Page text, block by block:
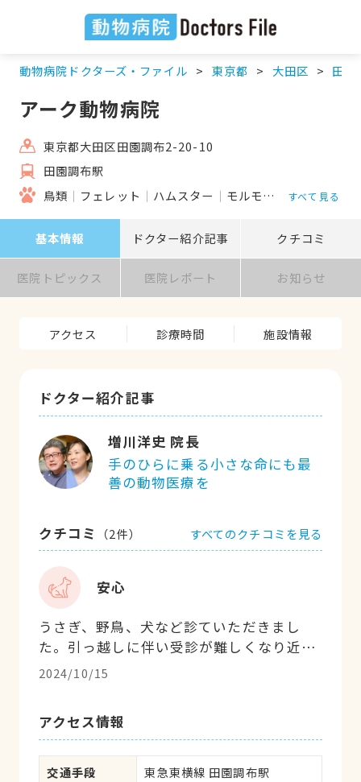
動物病院ドクターズ・ファイル 東京都 大田区 田園
アーク動物病院
東京都大田区田園調布2-20-10
田園調布駅
鳥類
フェレット ハムスター モルモット リス
すべて見る
基本情報 ドクター紹介記事 クチコミ
医院トピックス 医院レポート お知らせ
アクセス 診療時間 施設情報
ドクター紹介記事
増川洋史 院長
手のひらに乗る小さな命にも最
善の動物医療を
クチコミ （2件） すべてのクチコミを見る
安心
うさぎ、野鳥、犬など診ていただきまし
た。引っ越しに伴い受診が難しくなり近所
に変えましたが「また、診て頂きたいな」
と思う今日この頃。犬が去勢手術の際は2
した。現在の通院先では入院した際にご飯
高齢になり大きな病気はないけれど、少し
2024/10/15
アクセス情報
交通手段 東急東横線 田園調布駅